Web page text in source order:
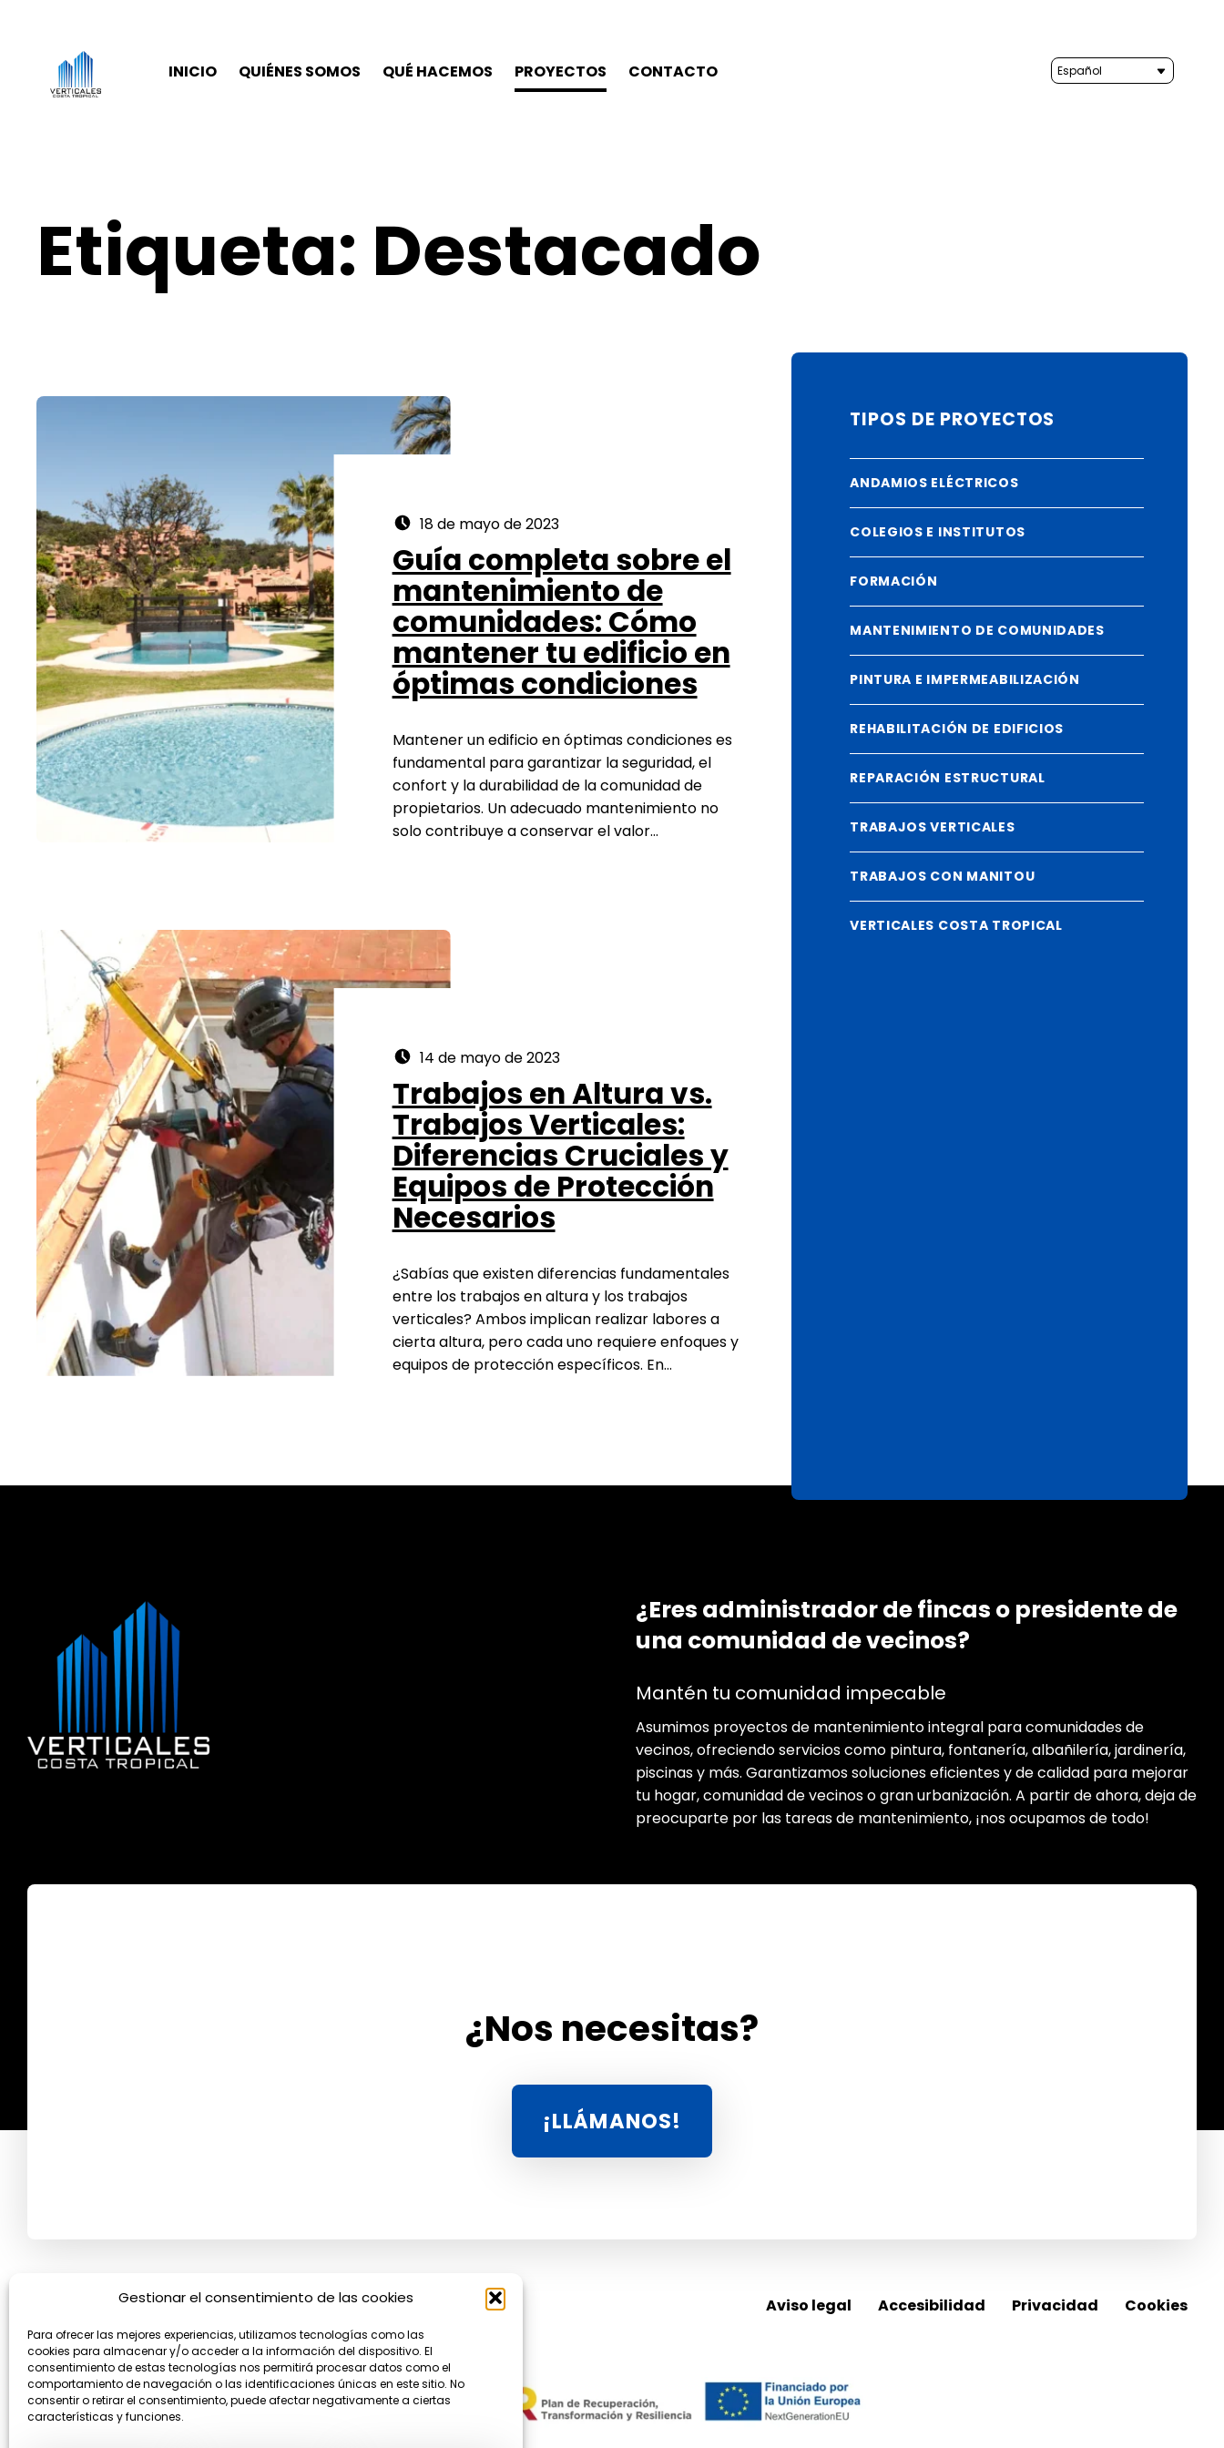
Gestionar el consentimiento de las cookies
Para ofrecer las mejores experiencias, utilizamos tecnologías como las
cookies para almacenar y/o acceder a la información del dispositivo. El
consentimiento de estas tecnologías nos permitirá procesar datos como el
comportamiento de navegación o las identificaciones únicas en este sitio. No
consentir o retirar el consentimiento, puede afectar negativamente a ciertas
características y funciones.
INICIO QUIÉNES SOMOS QUÉ HACEMOS PROYECTOS CONTACTO
Etiqueta: Destacado
Posted on:
18 de mayo de 2023
Guía completa sobre el
mantenimiento de
comunidades: Cómo
mantener tu edificio en
óptimas condiciones
Mantener un edificio en óptimas condiciones es
fundamental para garantizar la seguridad, el
confort y la durabilidad de la comunidad de
propietarios. Un adecuado mantenimiento no
solo contribuye a conservar el valor…
Posted on:
14 de mayo de 2023
Trabajos en Altura vs.
Trabajos Verticales:
Diferencias Cruciales y
Equipos de Protección
Necesarios
¿Sabías que existen diferencias fundamentales
entre los trabajos en altura y los trabajos
verticales? Ambos implican realizar labores a
cierta altura, pero cada uno requiere enfoques y
equipos de protección específicos. En…
TIPOS DE PROYECTOS
ANDAMIOS ELÉCTRICOS
COLEGIOS E INSTITUTOS
FORMACIÓN
MANTENIMIENTO DE COMUNIDADES
PINTURA E IMPERMEABILIZACIÓN
REHABILITACIÓN DE EDIFICIOS
REPARACIÓN ESTRUCTURAL
TRABAJOS VERTICALES
TRABAJOS CON MANITOU
VERTICALES COSTA TROPICAL
¿Eres administrador de fincas o presidente de
una comunidad de vecinos?
Mantén tu comunidad impecable
Asumimos proyectos de mantenimiento integral para comunidades de
vecinos, ofreciendo servicios como pintura, fontanería, albañilería, jardinería,
piscinas y más. Garantizamos soluciones eficientes y de calidad para mejorar
tu hogar, comunidad de vecinos o gran urbanización. A partir de ahora, deja de
preocuparte por las tareas de mantenimiento, ¡nos ocupamos de todo!
¿Nos necesitas?
¡LLÁMANOS!
WhatsApp Aviso legal Accesibilidad Privacidad Cookies